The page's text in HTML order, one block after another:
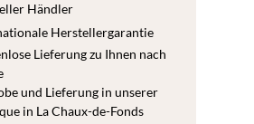
Händler
Herstellergarantie
Lieferung zu Ihnen nach
und Lieferung in unserer
in La Chaux-de-Fonds